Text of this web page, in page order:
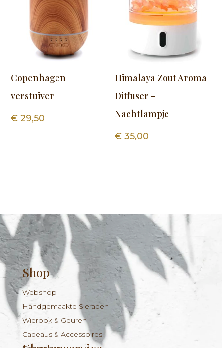
Copenhagen
verstuiver
€ 29,50
Himalaya Zout Aroma
Diffuser –
Nachtlampje
€ 35,00
Shop
Webshop
Handgemaakte Sieraden
Wierook & Geuren
Cadeaus & Accessoires